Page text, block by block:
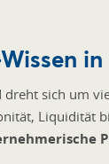
dreht sich um